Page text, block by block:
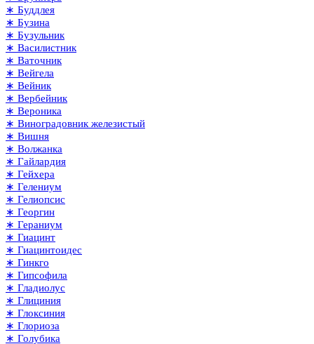
∗ Буддлея
∗ Бузина
∗ Бузульник
∗ Василистник
∗ Ваточник
∗ Вейгела
∗ Вейник
∗ Вербейник
∗ Вероника
∗ Виноградовник железистый
∗ Вишня
∗ Волжанка
∗ Гайлардия
∗ Гейхера
∗ Гелениум
∗ Гелиопсис
∗ Георгин
∗ Гераниум
∗ Гиацинт
∗ Гиацинтоидес
∗ Гинкго
∗ Гипсофила
∗ Гладиолус
∗ Глициния
∗ Глоксиния
∗ Глориоза
∗ Голубика